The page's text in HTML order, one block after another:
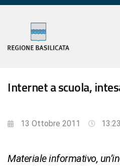
Internet a scuola,
13 Ottobre 2011 13:23
Materiale informativo,